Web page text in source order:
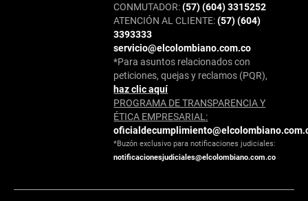
CONMUTADOR:(57) (604) 3315252
ATENCIÓN AL CLIENTE:(57) (604)
3393333
servicio@elcolombiano.com.co
*Para asuntos relacionados con
peticiones, quejas y reclamos (PQR),
haz clic aquí
PROGRAMA DE TRANSPARENCIA Y
ÉTICA EMPRESARIAL:
*Buzón exclusivo para notificaciones judiciales:
notificacionesjudiciales@elcolombiano.com.co